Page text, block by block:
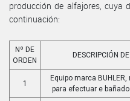
producción de alfajores, cuya
continuación:
Nº DE
ORDEN
DESCRIPCIÓN
1
Equipo marca BUHLER,
para efectuar e